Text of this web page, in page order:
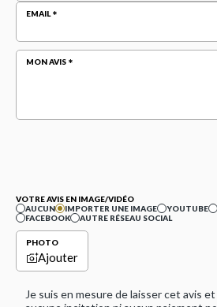
EMAIL
MON AVIS
VOTRE AVIS EN IMAGE/VIDÉO
AUCUN
IMPORTER UNE IMAGE YOUTUBE
FACEBOOK
AUTRE RÉSEAU SOCIAL
PHOTO
Ajouter
Je suis en mesure de laisser cet avis